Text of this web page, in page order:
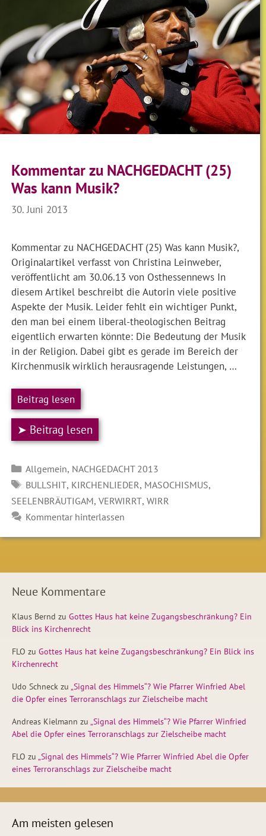
Kommentar zu NACHGEDACHT (25)
Was kann Musik?
30. Juni 2013
Kommentar zu NACHGEDACHT (25) Was kann Musik?,
Originalartikel verfasst von Christina Leinweber,
veröffentlicht am 30.06.13 von Osthessennews In
diesem Artikel beschreibt die Autorin viele positive
Aspekte der Musik. Leider fehlt ein wichtiger Punkt,
den man bei einem liberal-theologischen Beitrag
eigentlich erwarten könnte: Die Bedeutung der Musik
in der Religion. Dabei gibt es gerade im Bereich der
Kirchenmusik wirklich herausragende Leistungen, …
Beitrag lesen
➤ Beitrag lesen
Kategorien
Allgemein, NACHGEDACHT 2013
SCHLAGWÖRTER
BULLSHIT, KIRCHENLIEDER, MASOCHISMUS,
SEELENBRÄUTIGAM,VERWIRRT,WIRR
Kommentar hinterlassen
Neue Kommentare
Klaus Bernd zu Gottes Haus hat keine Zugangsbeschränkung? Ein
Blick ins Kirchenrecht
FLO zu Gottes Haus hat keine Zugangsbeschränkung? Ein Blick ins
Kirchenrecht
Udo Schneck zu „Signal des Himmels“? Wie Pfarrer Winfried Abel
die Opfer eines Terroranschlags zur Zielscheibe macht
Andreas Kielmann zu „Signal des Himmels“? Wie Pfarrer Winfried
Abel die Opfer eines Terroranschlags zur Zielscheibe macht
FLO zu „Signal des Himmels“? Wie Pfarrer Winfried Abel die Opfer
eines Terroranschlags zur Zielscheibe macht
Am meisten gelesen